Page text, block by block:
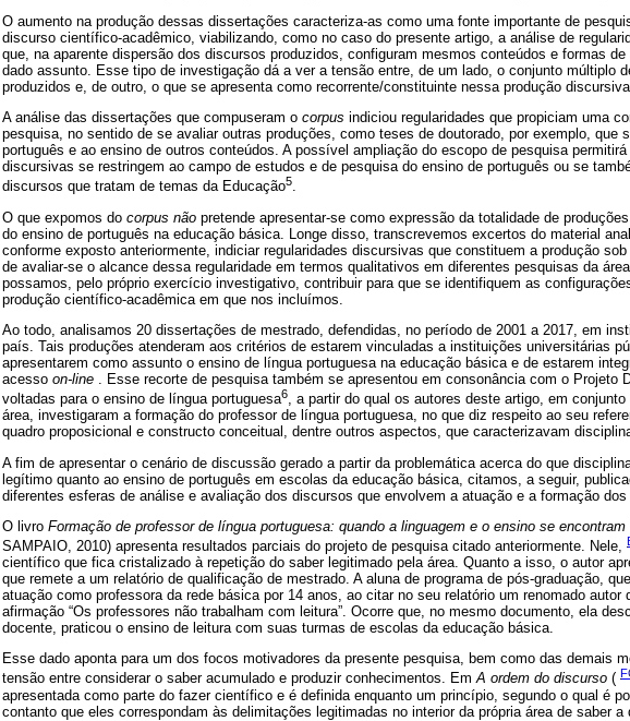
O aumento na produção dessas dissertações caracteriza-as como uma fonte importante de
discurso científico-acadêmico, viabilizando, como no caso do presente artigo, a análise de
que, na aparente dispersão dos discursos produzidos, configuram mesmos conteúdos e formas
dado assunto. Esse tipo de investigação dá a ver a tensão entre, de um lado, o conjunto múltiplo
produzidos e, de outro, o que se apresenta como recorrente/constituinte nessa produção
A análise das dissertações que compuseram o corpus indiciou regularidades que propiciam uma
pesquisa, no sentido de se avaliar outras produções, como teses de doutorado, por exemplo, que
português e ao ensino de outros conteúdos. A possível ampliação do escopo de pesquisa
discursivas se restringem ao campo de estudos e de pesquisa do ensino de português ou se
discursos que tratam de temas da Educação5.
O que expomos do corpus não pretende apresentar-se como expressão da totalidade de
do ensino de português na educação básica. Longe disso, transcrevemos excertos do material
conforme exposto anteriormente, indiciar regularidades discursivas que constituem a produção
de avaliar-se o alcance dessa regularidade em termos qualitativos em diferentes pesquisas da
possamos, pelo próprio exercício investigativo, contribuir para que se identifiquem as
produção científico-acadêmica em que nos incluímos.
Ao todo, analisamos 20 dissertações de mestrado, defendidas, no período de 2001 a 2017, em
país. Tais produções atenderam aos critérios de estarem vinculadas a instituições universitárias
apresentarem como assunto o ensino de língua portuguesa na educação básica e de estarem
acesso on-line . Esse recorte de pesquisa também se apresentou em consonância com o Projeto
voltadas para o ensino de língua portuguesa6, a partir do qual os autores deste artigo, em
área, investigaram a formação do professor de língua portuguesa, no que diz respeito ao seu
quadro proposicional e constructo conceitual, dentre outros aspectos, que caracterizavam
A fim de apresentar o cenário de discussão gerado a partir da problemática acerca do que
legítimo quanto ao ensino de português em escolas da educação básica, citamos, a seguir,
diferentes esferas de análise e avaliação dos discursos que envolvem a atuação e a formação
O livro Formação de professor de língua portuguesa: quando a linguagem e o ensino se encontram
SAMPAIO, 2010) apresenta resultados parciais do projeto de pesquisa citado anteriormente. Nele,
científico que fica cristalizado à repetição do saber legitimado pela área. Quanto a isso, o autor
que remete a um relatório de qualificação de mestrado. A aluna de programa de pós-graduação,
atuação como professora da rede básica por 14 anos, ao citar no seu relatório um renomado autor
afirmação “Os professores não trabalham com leitura”. Ocorre que, no mesmo documento, ela
docente, praticou o ensino de leitura com suas turmas de escolas da educação básica.
Esse dado aponta para um dos focos motivadores da presente pesquisa, bem como das demais
tensão entre considerar o saber acumulado e produzir conhecimentos. EmA ordem do discurso (
apresentada como parte do fazer científico e é definida enquanto um princípio, segundo o qual é
contanto que eles correspondam às delimitações legitimadas no interior da própria área de saber a